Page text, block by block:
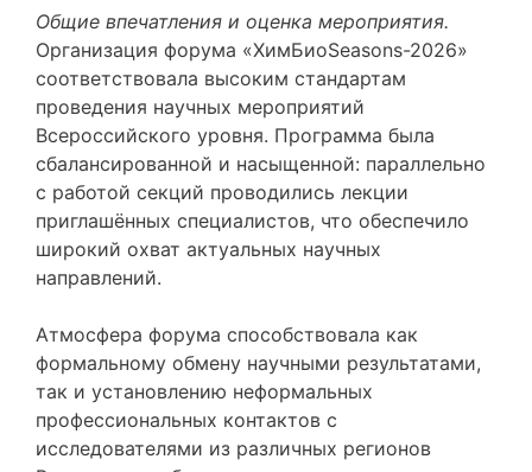
Общие впечатления и оценка мероприятия.
Организация форума «ХимБиоSeasons-2026»
соответствовала высоким стандартам
проведения научных мероприятий
Всероссийского уровня. Программа была
сбалансированной и насыщенной: параллельно
с работой секций проводились лекции
приглашённых специалистов, что обеспечило
широкий охват актуальных научных
направлений.
Атмосфера форума способствовала как
формальному обмену научными результатами,
так и установлению неформальных
профессиональных контактов с
исследователями из различных регионов